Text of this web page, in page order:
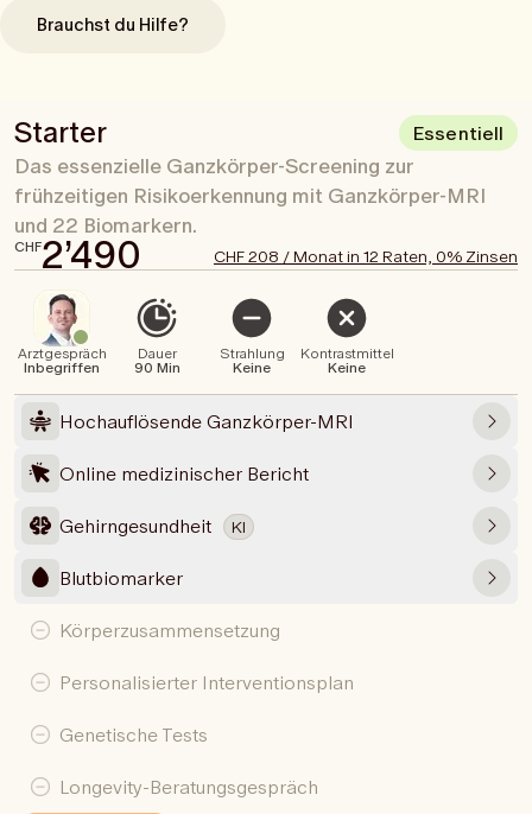
Brauchst du Hilfe?
Starter Essentiell
Das essenzielle Ganzkörper-Screening zur
frühzeitigen Risikoerkennung mit Ganzkörper-MRI
und 22 Biomarkern.
CHF2’490 CHF 208 / Monat in 12 Raten, 0% Zinsen
Arztgespräch
Inbegriffen
Dauer
90 Min
Strahlung
Keine
Kontrastmittel
Keine
Hochauflösende Ganzkörper-MRI
Online medizinischer Bericht
Gehirngesundheit
KI
Blutbiomarker
Körperzusammensetzung
Personalisierter Interventionsplan
Genetische Tests
Longevity-Beratungsgespräch